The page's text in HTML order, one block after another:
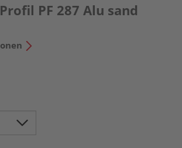
PF 287 Alu sand